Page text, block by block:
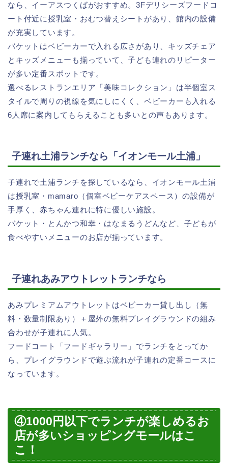
なら、イーアスつくばがおすすめ。3Fデリシーズフードコ
ート付近に授乳室・おむつ替えシートがあり、館内の設備
が充実しています。
バケットはベビーカーで入れる広さがあり、キッズチェア
とキッズメニューも揃っていて、子ども連れのリピーター
が多い定番スポットです。
選べるレストランエリア「美味コレクション」は半個室ス
タイルで周りの視線を気にしにくく、ベビーカーも入れる
6人席に案内してもらえることも多いとの声もあります。
子連れ土浦ランチなら「イオンモール土浦」
子連れで土浦ランチを探しているなら、イオンモール土浦
は授乳室・mamaro（個室ベビーケアスペース）の設備が
手厚く、赤ちゃん連れに特に優しい施設。
バケット・とんかつ和幸・はなまるうどんなど、子どもが
食べやすいメニューのお店が揃っています。
子連れあみアウトレットランチなら
あみプレミアムアウトレットはベビーカー貸し出し（無
料・数量制限あり）＋屋外の無料プレイグラウンドの組み
合わせが子連れに人気。
フードコート「フードギャラリー」でランチをとってか
ら、プレイグラウンドで遊ぶ流れが子連れの定番コースに
なっています。
④1000円以下でランチが楽しめるお
店が多いショッピングモールはこ
こ！